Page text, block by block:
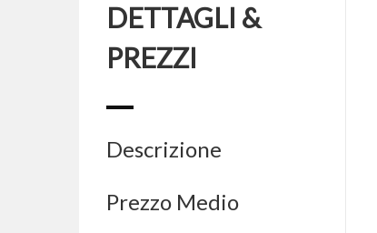
DETTAGLI &
PREZZI
Descrizione
Prezzo Medio